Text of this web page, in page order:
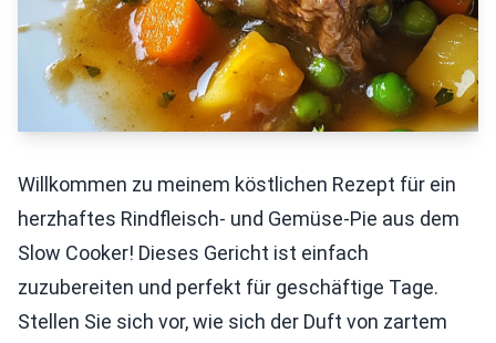
Willkommen zu meinem köstlichen Rezept für ein
herzhaftes Rindfleisch- und Gemüse-Pie aus dem
Slow Cooker! Dieses Gericht ist einfach
zuzubereiten und perfekt für geschäftige Tage.
Stellen Sie sich vor, wie sich der Duft von zartem